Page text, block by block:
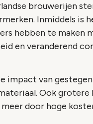
brouwerijen
Inmiddels is
hebben te maken
en veranderend
impact van
Ook grotere
door hoge